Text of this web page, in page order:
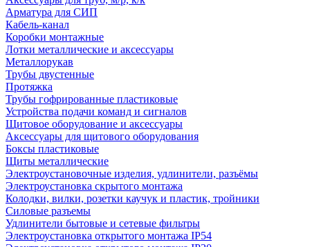
Арматура для СИП
Кабель-канал
Коробки монтажные
Лотки металлические и аксессуары
Металлорукав
Трубы двустенные
Протяжка
Трубы гофрированные пластиковые
Устройства подачи команд и сигналов
Щитовое оборудование и аксессуары
Аксессуары для щитового оборудования
Боксы пластиковые
Щиты металлические
Электроустановочные изделия, удлинители, разъёмы
Электроустановка скрытого монтажа
Колодки, вилки, розетки каучук и пластик, тройники
Силовые разъемы
Удлинители бытовые и сетевые фильтры
Электроустановка открытого монтажа IP54